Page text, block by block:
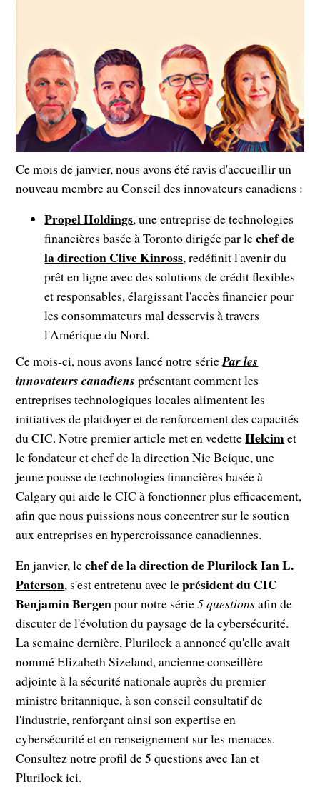
Ce mois de janvier, nous avons été ravis d'accueillir un
nouveau membre au Conseil des innovateurs canadiens :
Propel Holdings, une entreprise de technologies
financières basée à Toronto dirigée par lechef de
la direction Clive Kinross, redéfinit l'avenir du
prêt en ligne avec des solutions de crédit flexibles
et responsables, élargissant l'accès financier pour
les consommateurs mal desservis à travers
l'Amérique du Nord.
Ce mois-ci, nous avons lancé notre sériePar les
innovateurs canadiens présentant comment les
entreprises technologiques locales alimentent les
initiatives de plaidoyer et de renforcement des capacités
du CIC. Notre premier article met en vedetteHelcimet
le fondateur et chef de la direction Nic Beique, une
jeune pousse de technologies financières basée à
Calgary qui aide le CIC à fonctionner plus efficacement,
afin que nous puissions nous concentrer sur le soutien
aux entreprises en hypercroissance canadiennes.
En janvier, lechef de la direction de PlurilockIan L.
Paterson, s'est entretenu avec leprésident du CIC
Benjamin Bergenpour notre série5 questionsafin de
discuter de l'évolution du paysage de la cybersécurité.
La semaine dernière, Plurilock aannoncéqu'elle avait
nommé Elizabeth Sizeland, ancienne conseillère
adjointe à la sécurité nationale auprès du premier
ministre britannique, à son conseil consultatif de
l'industrie, renforçant ainsi son expertise en
cybersécurité et en renseignement sur les menaces.
Consultez notre profil de 5 questions avec Ian et
Plurilockici.